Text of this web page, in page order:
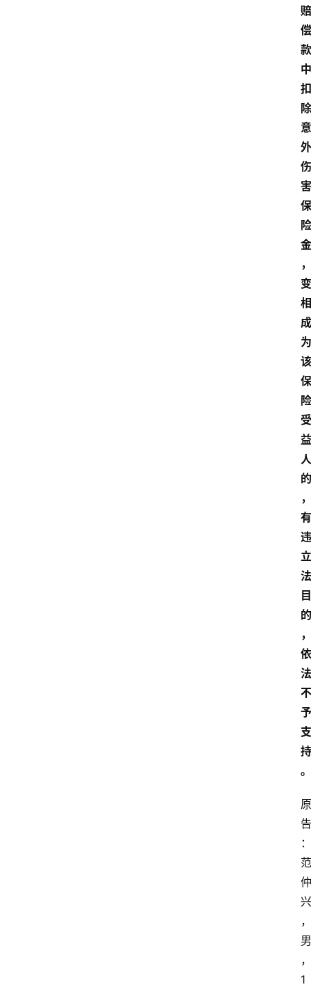
赔
偿
款
中
扣
除
意
外
伤
害
保
险
金
，
变
相
成
为
该
保
险
受
益
人
的
，
有
违
立
法
目
的
，
依
法
不
予
支
持
。
原
告
：
范
仲
兴
，
男
，
1